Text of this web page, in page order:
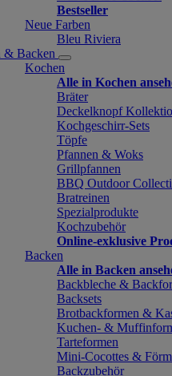
Bestseller
Neue Farben
Bleu Riviera
& Backen
Kochen
Alle in Kochen
Bräter
Deckelknopf
Kochgeschirr-Sets
Töpfe
Pfannen & Woks
Grillpfannen
BBQ Outdoor
Bratreinen
Spezialprodukte
Kochzubehör
Online-exklusive
Backen
Alle in Backen
Backbleche &
Backsets
Brotbackformen &
Kuchen- &
Tarteformen
Mini-Cocottes &
Backzubehör